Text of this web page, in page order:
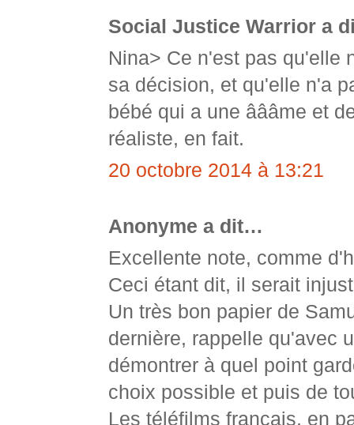
Social Justice Warrior a
Nina> Ce n'est pas qu'elle
sa décision, et qu'elle n'a
bébé qui a une âââme et
réaliste, en fait.
20 octobre 2014 à 13:21
Anonyme a dit…
Excellente note, comme
Ceci étant dit, il serait
Un très bon papier de
dernière, rappelle qu'avec
démontrer à quel point
choix possible et puis de
Les téléfilms français, en